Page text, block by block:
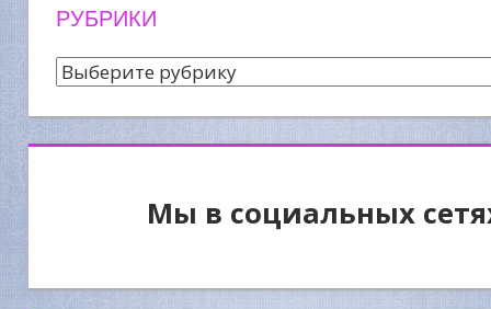
РУБРИКИ
Рубрики
Мы в социальных